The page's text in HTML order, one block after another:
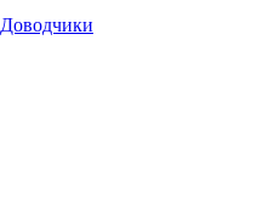
Доводчики